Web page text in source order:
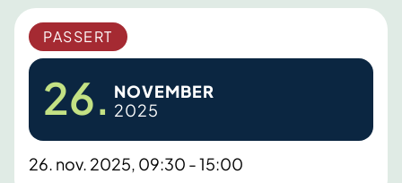
PASSERT
26. NOVEMBER
2025
26. nov. 2025, 09:30 - 15:00